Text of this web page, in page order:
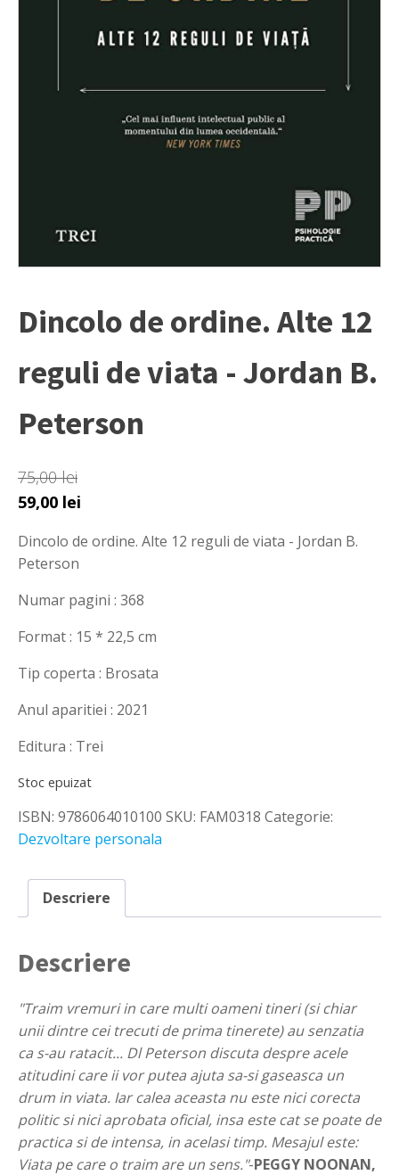
Dincolo de ordine. Alte 12
reguli de viata - Jordan B.
Peterson
75,00lei
Prețul
a
fost:
75,00 lei.
59,00 lei
este:
Dincolo de ordine. Alte 12 reguli de viata - Jordan B.
Peterson
Numar pagini : 368
Format : 15 * 22,5 cm
Tip coperta : Brosata
Anul aparitiei : 2021
Editura : Trei
Stoc epuizat
ISBN: 9786064010100 SKU: FAM0318 Categorie:
Dezvoltare personala
Descriere
Descriere
"Traim vremuri in care multi oameni tineri (si chiar
unii dintre cei trecuti de prima tinerete) au senzatia
ca s-au ratacit... Dl Peterson discuta despre acele
atitudini care ii vor putea ajuta sa-si gaseasca un
drum in viata. Iar calea aceasta nu este nici corecta
politic si nici aprobata oficial, insa este cat se poate de
practica si de intensa, in acelasi timp. Mesajul este:
Viata pe care o traim are un sens."-PEGGY NOONAN,